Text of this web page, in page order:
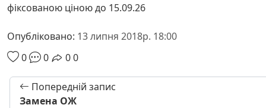
фіксованою ціною до 15.09.26
Опубліковано: 13 липня 2018р. 18:00
0
0 00
Попередній запис
Замена ОЖ